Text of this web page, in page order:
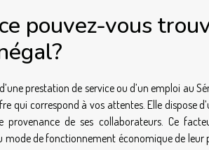
pouvez-vous
prestation de service ou d’un emploi au
qui correspond à vos attentes. Elle dispose
de ses collaborateurs. Ce
de fonctionnement économique de leur